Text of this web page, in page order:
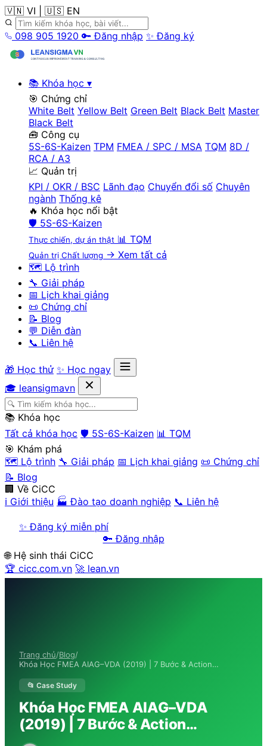
🇻🇳 VI 🇺🇸 EN
098 905 1920 🔑 Đăng nhập ✨ Đăng ký
📚 Khóa học ▾
🎯 Chứng chỉ
White Belt Yellow Belt Green Belt Black Belt Master
Black Belt
🧰 Công cụ
5S-6S-Kaizen TPM FMEA / SPC / MSA TQM 8D /
RCA / A3
📈 Quản trị
KPI / OKR / BSC Lãnh đạo Chuyển đổi số Chuyên
ngành Thống kê
🔥 Khóa học nổi bật
🛡️ 5S-6S-Kaizen
Thực chiến, dự án thật 📊 TQM
Quản trị Chất lượng → Xem tất cả
🗺️ Lộ trình
🔧 Giải pháp
📅 Lịch khai giảng
📜 Chứng chỉ
📝 Blog
💬 Diễn đàn
📞 Liên hệ
🎁 Học thử ✨ Học ngay
🎓 leansigmavn
📚 Khóa học
Tất cả khóa học 🛡️ 5S-6S-Kaizen 📊 TQM
🎯 Khám phá
🗺️ Lộ trình 🔧 Giải pháp 📅 Lịch khai giảng 📜 Chứng chỉ
📝 Blog
🏢 Về CiCC
ℹ️ Giới thiệu 🏭 Đào tạo doanh nghiệp 📞 Liên hệ
✨ Đăng ký miễn phí
🔑 Đăng nhập
🌐 Hệ sinh thái CiCC
🏆 cicc.com.vn 🚀 lean.vn
Trang chủ/Blog/
Khóa Học FMEA AIAG–VDA (2019) | 7 Bước & Action…
📂 Case Study
Khóa Học FMEA AIAG–VDA
(2019) | 7 Bước & Action…